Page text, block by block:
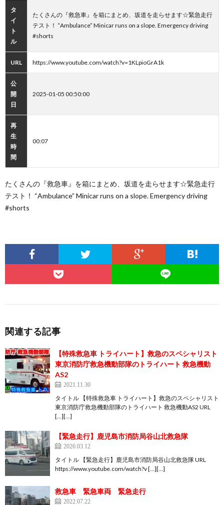
タ
イ
ト
ル
たくさんの『救急車』を箱にまとめ、坂道を走らせます☆緊急走行
テスト！ “Ambulance” Minicar runs on a slope. Emergency driving
#shorts
URL https://www.youtube.com/watch?v=1KLpioGrA1k
公
開
日
2025-01-05 00:50:00
再
生
時
間
00:07
たくさんの『救急車』を箱にまとめ、坂道を走らせます☆緊急走行
テスト！ “Ambulance” Minicar runs on a slope. Emergency driving
#shorts
関連する記事
【特殊救急車 トライハート】救急のスペシャリスト
東京消防庁救急機動部隊のトライハート 救急機動
AS2
2021.11.30
タイトル 【特殊救急車 トライハート】救急のスペシャリスト
東京消防庁救急機動部隊のトライハート 救急機動AS2 URL
[…][…]
【緊急走行】鹿児島市消防局谷山北救急隊
2026.03.12
タイトル 【緊急走行】鹿児島市消防局谷山北救急隊 URL
https://www.youtube.com/watch?v […][…]
救急車 緊急車両 緊急走行
2022.07.22